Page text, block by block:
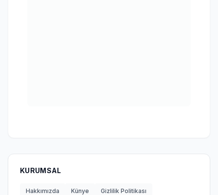
KURUMSAL
Hakkımızda Künye Gizlilik Politikası